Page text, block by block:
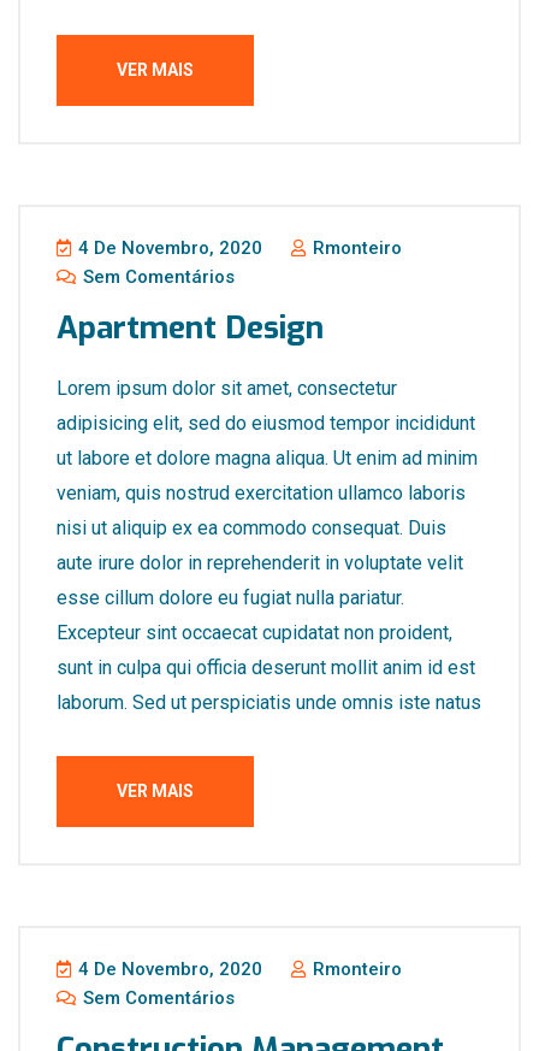
VER MAIS
4 De Novembro, 2020
Rmonteiro
Sem Comentários
Apartment Design
Lorem ipsum dolor sit amet, consectetur
adipisicing elit, sed do eiusmod tempor incididunt
ut labore et dolore magna aliqua. Ut enim ad minim
veniam, quis nostrud exercitation ullamco laboris
nisi ut aliquip ex ea commodo consequat. Duis
aute irure dolor in reprehenderit in voluptate velit
esse cillum dolore eu fugiat nulla pariatur.
Excepteur sint occaecat cupidatat non proident,
sunt in culpa qui officia deserunt mollit anim id est
laborum. Sed ut perspiciatis unde omnis iste natus
VER MAIS
4 De Novembro, 2020
Rmonteiro
Sem Comentários